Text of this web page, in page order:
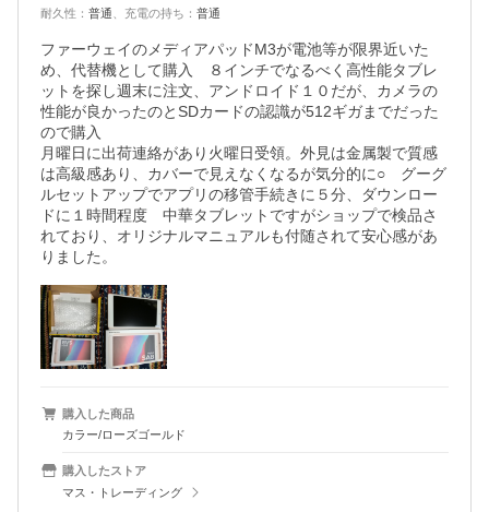
耐久性 ： 普通 充電の持ち ： 普通
ファーウェイのメディアパッドM3が電池等が限界近いた
め、代替機として購入　８インチでなるべく高性能タブレ
ットを探し週末に注文、アンドロイド１０だが、カメラの
性能が良かったのとSDカードの認識が512ギガまでだった
ので購入
月曜日に出荷連絡があり火曜日受領。外見は金属製で質感
は高級感あり、カバーで見えなくなるが気分的に○　グーグ
ルセットアップでアプリの移管手続きに５分、ダウンロー
ドに１時間程度　中華タブレットですがショップで検品さ
れており、オリジナルマニュアルも付随されて安心感があ
りました。
購入した商品
カラー/ローズゴールド
購入したストア
マス・トレーディング